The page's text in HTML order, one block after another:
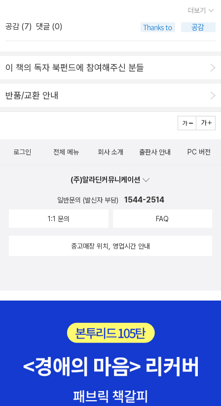
힘들어요.” “우리도 유가족이 처음이니까. 다들 생각이 다르고 치유
하는 방법도 다르고 화풀이하는 방법도 다르다는 걸 몰랐어요.” 아이
들이 잊히는 게 두려운 건 모든 부모가 마찬가지인데 어떤 아이는 많
낸 부모도 있었다.‘유가족의 상’을 강요하는 색안경 때문에 웃을 수도
고요. 그래놓고도 너무 배가 고프니까 나도 모르게 밥통을 끌어안고
었더니 웃었다고 다시 뭐라고 하니까, 결국 이런 말이 나왔다니까요.
지금부터는 웃으면서 싸우겠다. 세월호 이름을 달고 가지만 우리를
누구는 떠나고 누구는 남았다. 어떤 가족에게는 ‘세월호’ 문제에 배타
다. 부부 사이가 좋아진 집도 있고 이혼한 집도 있다. 참사 초기가 가
가는 지금이 오히려 “굉장히 헷갈린다”는 가족들도 많다. “싸움의 시
경기도가 운영하고 국가가 관리하면서 그렇게 할 수 있었느냐는 말이
에요….” 1963년 13살 때 경찰 손에 강제로 선감학원에 끌려갔다 2
년 만에 탈출한 김성민씨의 토로는 국가가 가난을 숨기기 위해 얼마
나 손쉽게 한 사람의 소년기를 파괴했는지 짐작하게 한다.시설로 잡
혀간 아이들은 인간 이하의 대접을 받으며 각종 노역과 모진 고문, 폭
력에 노출됐다. 소년들은 선감학원에서 노예처럼 부려지다 쓸모를 다
가 되어야 할 마당인데 왠지 외판원이 된 기분이 든다^^;; 이번 주에
영화도 개봉한다고 하니 더할 나위 없이 책 사기 딱 좋은 때이다
말하지 않는다]는 난다의 도서인데 예전엔 문학동네 계열이었는데 아
책은 교유서가의 책들이다. 한국사 책이 적지 않은데 한 권 짜
한국사는 너무 순서가 뒤죽박죽이라 아이들 가르치면서 읽기엔 적절
하지 않아 이 책이 나왔을 때 무척 맘이 동했는데 때를 놓쳤다. 이참에
온가족 다같이 읽어보련다. 주기율표는 요즘 나, 과학책 꾸준히 읽는
더 자세히 알고 싶어서 구매했다. 쉽지 않을 것 같지만 그런 과정을 좋
가 나를 부른다. 커닝매트,,,, 평소에도 좋아해서 올초에도 벚꽃색으로
하나 장만했는데 이건 아들 책상에 딱이라며 한 권 더 담아봤다. 과
끌려 이 책을 골라봤다. 미세먼지에 대한 관심과 경계의 마음이 어찌
직 모르기 때문에 더욱 불안하다. 그래서 좀 전문적인 느낌이 들기도
굿즈. 상해임시정부 커피잔세트. 지나치려 했는데 기억할만한 지나침
이었어..........결국 한 권 더! 박시백 작가의 35년은 원래 1-3권 세
트 구성인데, 이번에 특별판으로 2권만 저렇게 분리되어 출간되었다.
[35년] 역시 그동안 살까말까 했던지라 이 책을 선택하는 데에는 그
한두 사람의 업적만 간단히 기억한다. [노무현과 바보들]에서 미키루
삼일 만세운동길에서 보내서 그런지 새록새록 생각났다. 아이들에게
여기도 가보고 저기도 가보았다고 말해주었다. 이어서 유관순 열사가
나온 학교를 엄마도 다녔다고 하니 놀란다.(예전에 시험 봐서 들어가
현재는 데이트 코스로 낭만이 있는 정동길이었지만, 내가 다니던 시
쳐보기도 했다. 그래도 고풍스런 건물로 둘러싸인 고요한 교정에 들
어서면 다른 세상 같았다. 이 시기에 외고가 설립되어서 외고와 여고
는 같은 교정을 쓰게 되어 미묘한 갈등이 있었다. 가끔은 노천에서 작
의 왜년)'들이 불어로 욕하면 모를 줄 알고, 하며 분통을 터뜨렸다. 선
니, 하기도 했고 당시에 유능한? 분들이 외고로 많이 전출되어 아이
들이 박탈감을 느끼던 시기라 그랬을듯하다. 옆 동에 위치했고 가까
이들 이야기를 들어보면 여고 교복 엄청 이상했다고. ㅋ 그건 어느 정
큰 친구들은 가끔 임신부로 오해받아 지하철에서 자리를 양보받기도
다니신 남동순 할머님도 뵌 적이 있다. 재학생이나 졸업생 모두에게
엄청난 호응을 얻었던 햇불예배도 생각이 난다. 놀랍게도 봉사로 덕
마당을 싸리빗자루로 쓸어볼 수 있어서 행운이었다. 기념식에서 이
화합창단과 아이들을 보고 오랜만에 추억에 젖었는데 아름답지만
은 않은 기억도 꽤 있다. 그럼에도 불구하고 '모교'인가보다. 어디 가
더보기
공감 (7) 댓글 (0)
이 책의 독자 북펀드에 참여해주신 분들
반품/교환 안내
로그인 전체 메뉴 회사 소개 출판사 안내 PC 버전
(주)알라딘커뮤니케이션
일반문의 (발신자 부담) 1544-2514
1:1 문의 FAQ
중고매장 위치, 영업시간 안내